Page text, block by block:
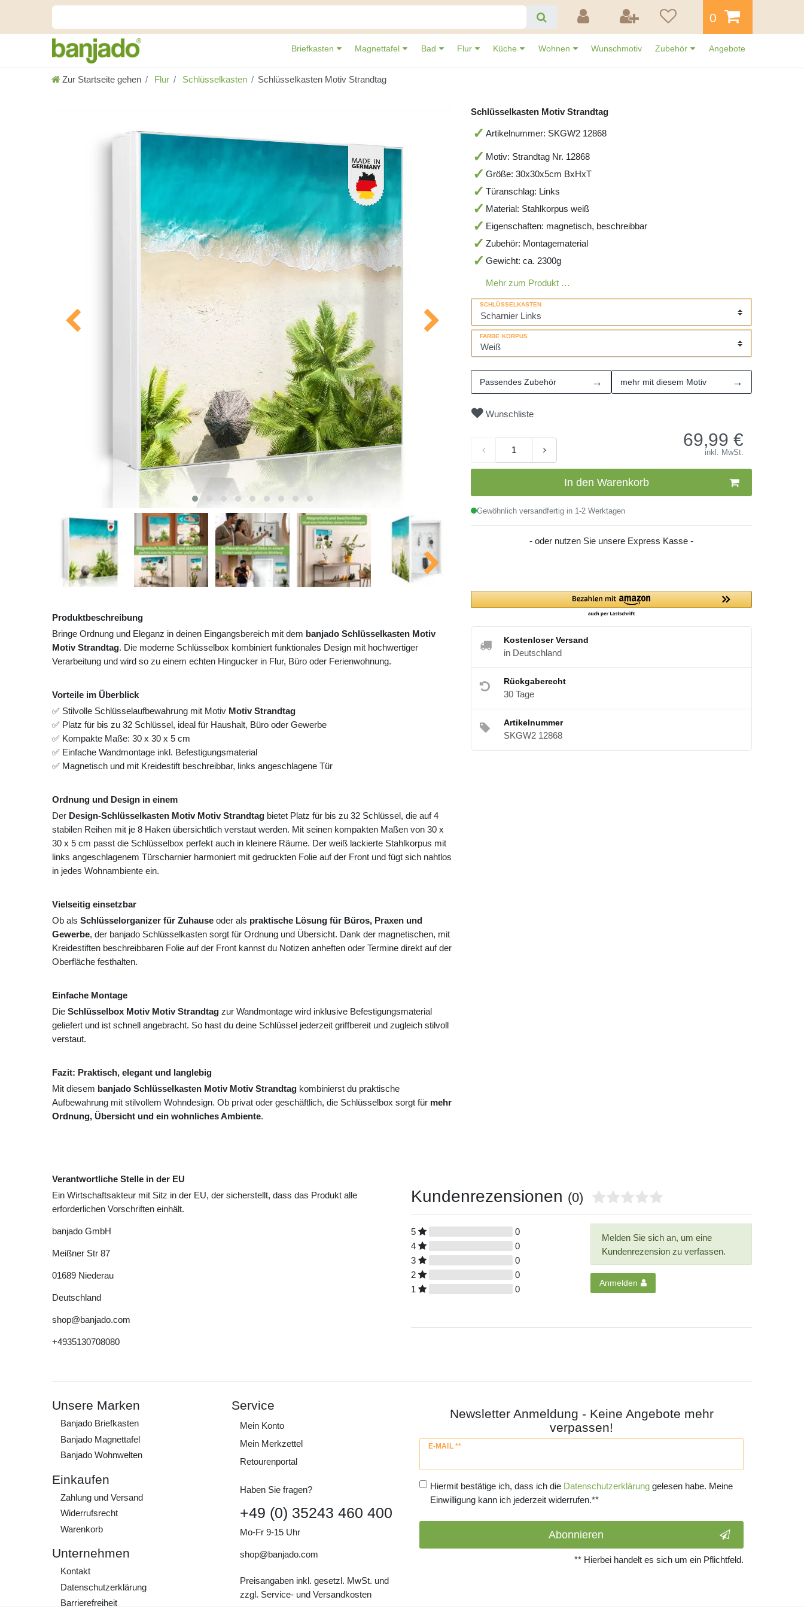
0
Briefkasten Magnettafel Bad Flur Küche Wohnen Wunschmotiv Zubehör Angebote
Zur Startseite gehen Flur Schlüsselkasten Schlüsselkasten Motiv Strandtag
Produktbeschreibung
Bringe Ordnung und Eleganz in deinen Eingangsbereich mit dem banjado Schlüsselkasten Motiv
Motiv Strandtag. Die moderne Schlüsselbox kombiniert funktionales Design mit hochwertiger
Verarbeitung und wird so zu einem echten Hingucker in Flur, Büro oder Ferienwohnung.
Vorteile im Überblick
✅ Stilvolle Schlüsselaufbewahrung mit Motiv Motiv Strandtag
✅ Platz für bis zu 32 Schlüssel, ideal für Haushalt, Büro oder Gewerbe
✅ Kompakte Maße: 30 x 30 x 5 cm
✅ Einfache Wandmontage inkl. Befestigungsmaterial
✅ Magnetisch und mit Kreidestift beschreibbar, links angeschlagene Tür
Ordnung und Design in einem
Der Design-Schlüsselkasten Motiv Motiv Strandtag bietet Platz für bis zu 32 Schlüssel, die auf 4
stabilen Reihen mit je 8 Haken übersichtlich verstaut werden. Mit seinen kompakten Maßen von 30 x
30 x 5 cm passt die Schlüsselbox perfekt auch in kleinere Räume. Der weiß lackierte Stahlkorpus mit
links angeschlagenem Türscharnier harmoniert mit gedruckten Folie auf der Front und fügt sich nahtlos
in jedes Wohnambiente ein.
Vielseitig einsetzbar
Ob als Schlüsselorganizer für Zuhause oder als praktische Lösung für Büros, Praxen und
Gewerbe, der banjado Schlüsselkasten sorgt für Ordnung und Übersicht. Dank der magnetischen, mit
Kreidestiften beschreibbaren Folie auf der Front kannst du Notizen anheften oder Termine direkt auf der
Oberfläche festhalten.
Einfache Montage
Die Schlüsselbox Motiv Motiv Strandtag zur Wandmontage wird inklusive Befestigungsmaterial
geliefert und ist schnell angebracht. So hast du deine Schlüssel jederzeit griffbereit und zugleich stilvoll
verstaut.
Fazit: Praktisch, elegant und langlebig
Mit diesem banjado Schlüsselkasten Motiv Motiv Strandtag kombinierst du praktische
Aufbewahrung mit stilvollem Wohndesign. Ob privat oder geschäftlich, die Schlüsselbox sorgt für mehr
Ordnung, Übersicht und ein wohnliches Ambiente.
Schlüsselkasten Motiv Strandtag
Artikelnummer: SKGW2 12868
Motiv: Strandtag Nr. 12868
Größe: 30x30x5cm BxHxT
Türanschlag: Links
Material: Stahlkorpus weiß
Eigenschaften: magnetisch, beschreibbar
Zubehör: Montagematerial
Gewicht: ca. 2300g
Mehr zum Produkt …
SCHLÜSSELKASTEN
FARBE KORPUS
Passendes Zubehör → mehr mit diesem Motiv →
Wunschliste
69,99 €
inkl. MwSt.
In den Warenkorb
Gewöhnlich versandfertig in 1-2 Werktagen
- oder nutzen Sie unsere Express Kasse -
Kostenloser Versand
in Deutschland
Rückgaberecht
30 Tage
Artikelnummer
SKGW2 12868
Verantwortliche Stelle in der EU
Ein Wirtschaftsakteur mit Sitz in der EU, der sicherstellt, dass das Produkt alle
erforderlichen Vorschriften einhält.
banjado GmbH
Meißner Str 87
01689 Niederau
Deutschland
shop@banjado.com
+4935130708080
Kundenrezensionen (0)
5
0
4
0
3
0
2
0
1
0
Melden Sie sich an, um eine
Kundenrezension zu verfassen.
Anmelden
Unsere Marken
Banjado Briefkasten
Banjado Magnettafel
Banjado Wohnwelten
Einkaufen
Zahlung und Versand
Widerrufs­recht
Warenkorb
Unternehmen
Kontakt
Daten­schutz­erklärung
Barrierefreiheit
Service
Mein Konto
Mein Merkzettel
Retourenportal
Haben Sie fragen?
+49 (0) 35243 460 400
Mo-Fr 9-15 Uhr
shop@banjado.com
Preisangaben inkl. gesetzl. MwSt. und
zzgl. Service- und Versandkosten
Newsletter Anmeldung - Keine Angebote mehr
verpassen!
E-MAIL **
Newsletter
Hiermit bestätige ich, dass ich die Daten­schutz­erklärunggelesen habe. Meine
Einwilligung kann ich jederzeit widerrufen.**
Abonnieren
** Hierbei handelt es sich um ein Pflichtfeld.